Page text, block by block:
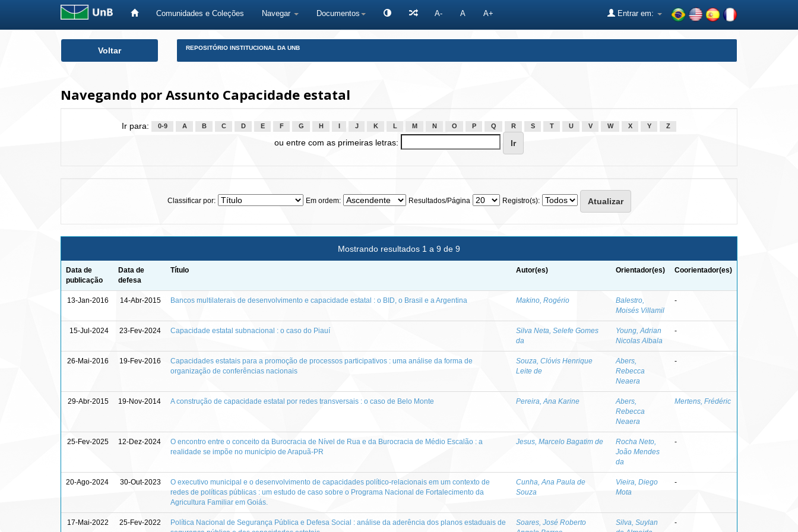
Comunidades e Coleções Navegar Documentos A- A A+ Entrar em:
Voltar REPOSITÓRIO INSTITUCIONAL DA UNB
Navegando por Assunto Capacidade estatal
Ir para: 0-9 A B C D E F G H J K L M N O P Q R S T U V W X Y Z
ou entre com as primeiras letras:
Classificar por: Em ordem: Resultados/Página Registro(s):
Mostrando resultados 1 a 9 de 9
Data de
publicação
Data de
defesa
Título Autor(es) Orientador(es) Coorientador(es)
13-Jan-2016 14-Abr-2015 Bancos multilaterais de desenvolvimento e capacidade estatal : o BID, o Brasil e a Argentina Makino, Rogério
Balestro,
Moisés Villamil
-
15-Jul-2024 23-Fev-2024 Capacidade estatal subnacional : o caso do Piauí
Silva Neta, Selefe Gomes
da
Young, Adrian
Nicolas Albala
-
26-Mai-2016 19-Fev-2016
Capacidades estatais para a promoção de processos participativos : uma análise da forma de
organização de conferências nacionais
Souza, Clóvis Henrique
Leite de
Abers,
Rebecca
Neaera
-
29-Abr-2015 19-Nov-2014 A construção de capacidade estatal por redes transversais : o caso de Belo Monte Pereira, Ana Karine
Abers,
Rebecca
Neaera
Mertens, Frédéric
25-Fev-2025 12-Dez-2024
O encontro entre o conceito da Burocracia de Nível de Rua e da Burocracia de Médio Escalão : a
realidade se impõe no município de Arapuã-PR
Jesus, Marcelo Bagatim de
Rocha Neto,
João Mendes
da
-
20-Ago-2024 30-Out-2023
O executivo municipal e o desenvolvimento de capacidades político-relacionais em um contexto de
redes de políticas públicas : um estudo de caso sobre o Programa Nacional de Fortalecimento da
Agricultura Familiar em Goiás.
Cunha, Ana Paula de
Souza
Vieira, Diego
Mota
-
17-Mai-2022 25-Fev-2022
Política Nacional de Segurança Pública e Defesa Social : análise da aderência dos planos estaduais de
Soares, José Roberto
Silva, Suylan
-